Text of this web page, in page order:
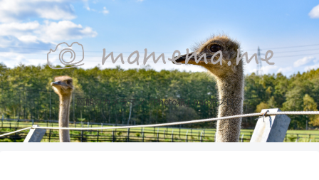
函館のカメラマン『Photo箱』naoのブログ